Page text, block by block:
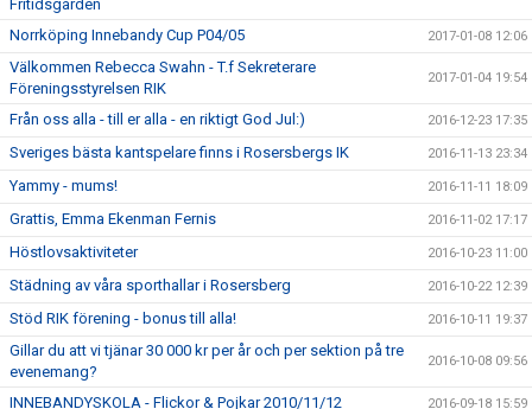
Fritidsgården
Norrköping Innebandy Cup P04/05 2017-01-08 12:06
Välkommen Rebecca Swahn - T.f Sekreterare
Föreningsstyrelsen RIK
2017-01-04 19:54
Från oss alla - till er alla - en riktigt God Jul:) 2016-12-23 17:35
Sveriges bästa kantspelare finns i Rosersbergs IK 2016-11-13 23:34
Yammy - mums! 2016-11-11 18:09
Grattis, Emma Ekenman Fernis 2016-11-02 17:17
Höstlovsaktiviteter 2016-10-23 11:00
Städning av våra sporthallar i Rosersberg 2016-10-22 12:39
Stöd RIK förening - bonus till alla! 2016-10-11 19:37
Gillar du att vi tjänar 30 000 kr per år och per sektion på tre
evenemang?
2016-10-08 09:56
INNEBANDYSKOLA - Flickor & Pojkar 2010/11/12 2016-09-18 15:59